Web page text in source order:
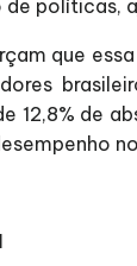
de políticas,
que
12,8% de